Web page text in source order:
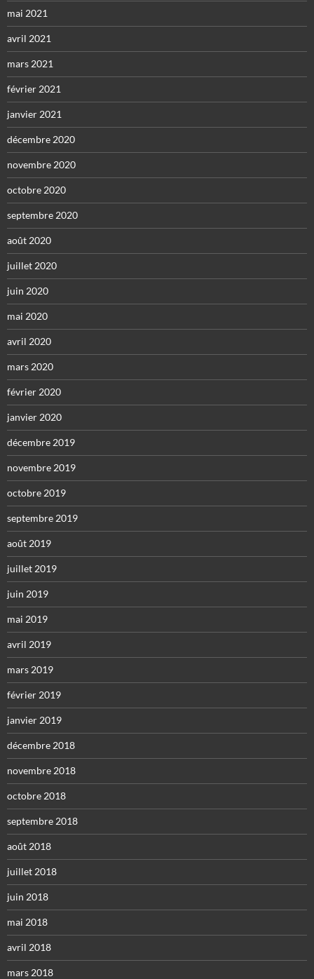
mai 2021
avril 2021
mars 2021
février 2021
janvier 2021
décembre 2020
novembre 2020
octobre 2020
septembre 2020
août 2020
juillet 2020
juin 2020
mai 2020
avril 2020
mars 2020
février 2020
janvier 2020
décembre 2019
novembre 2019
octobre 2019
septembre 2019
août 2019
juillet 2019
juin 2019
mai 2019
avril 2019
mars 2019
février 2019
janvier 2019
décembre 2018
novembre 2018
octobre 2018
septembre 2018
août 2018
juillet 2018
juin 2018
mai 2018
avril 2018
mars 2018